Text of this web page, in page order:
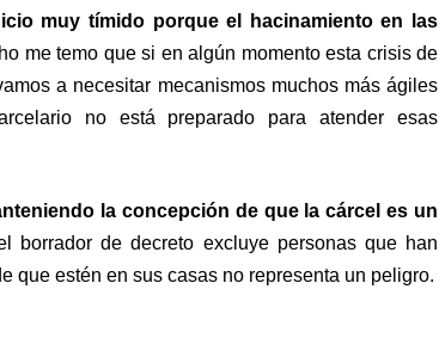
muy tímido porque el hacinamiento en las
me temo que si en algún momento esta crisis de
a necesitar mecanismos muchos más ágiles
no está preparado para atender esas
la concepción de que la cárcel es un
borrador de decreto excluye personas que han
que estén en sus casas no representa un peligro.